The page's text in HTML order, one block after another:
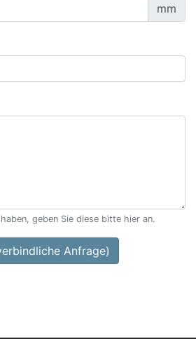
mm
geben Sie diese bitte hier an.
Anfrage)